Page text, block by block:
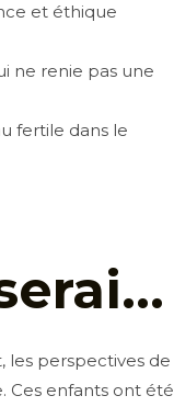
et éthique
ne renie pas une
fertile dans le
les perspectives de
Ces enfants ont été